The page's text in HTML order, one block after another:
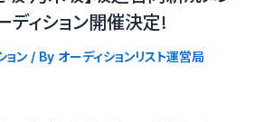
ディション開催決定!
ョン/ By オーディションリスト運営局